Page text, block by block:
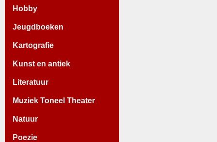
Hobby
Jeugdboeken
Kartografie
Kunst en antiek
Literatuur
Muziek Toneel Theater
Natuur
Poezie